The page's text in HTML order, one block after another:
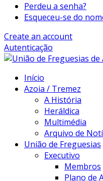
Perdeu a senha?
Esqueceu-se do
Create an account
Autenticação
Início
Azoia / Tremez
A História
Heráldica
Multimédia
Arquivo de
União de Freguesias
Executivo
Membros
Plano de